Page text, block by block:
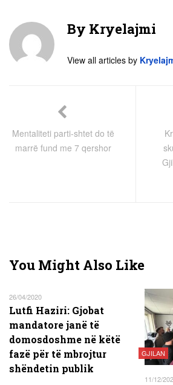
By Kryelajmi
View all articles by
Mentaliteti parti-shtet do të
marrë fund me 7 qershor
You Might Also Like
26/04/2020
Lutfi Haziri: Gjobat
mandatore janë të
domosdoshme në këtë
fazë për të mbrojtur
shëndetin publik
GJILAN
11/12/